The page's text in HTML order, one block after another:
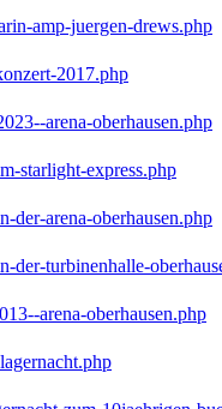
amp-juergen-drews.php
2017.php
arena-oberhausen.php
starlight-express.php
der-arena-oberhausen.php
der-turbinenhalle-
arena-oberhausen.php